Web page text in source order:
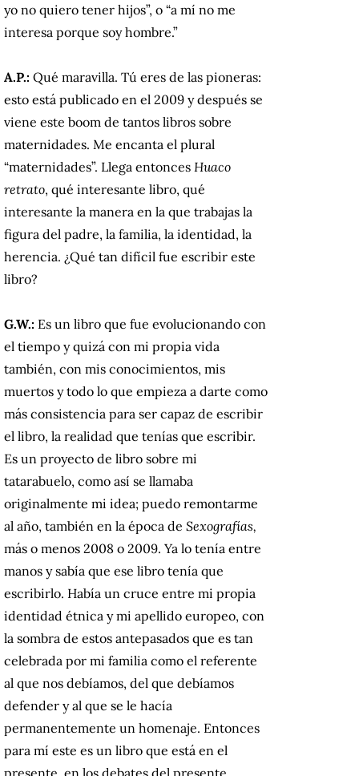
yo no quiero tener hijos”, o “a mí no me
interesa porque soy hombre.”
A.P.: Qué maravilla. Tú eres de las pioneras:
esto está publicado en el 2009 y después se
viene este boom de tantos libros sobre
maternidades. Me encanta el plural
“maternidades”. Llega entonces Huaco
retrato, qué interesante libro, qué
interesante la manera en la que trabajas la
figura del padre, la familia, la identidad, la
herencia. ¿Qué tan difícil fue escribir este
libro?
G.W.: Es un libro que fue evolucionando con
el tiempo y quizá con mi propia vida
también, con mis conocimientos, mis
muertos y todo lo que empieza a darte como
más consistencia para ser capaz de escribir
el libro, la realidad que tenías que escribir.
Es un proyecto de libro sobre mi
tatarabuelo, como así se llamaba
originalmente mi idea; puedo remontarme
al año, también en la época de Sexografías,
más o menos 2008 o 2009. Ya lo tenía entre
manos y sabía que ese libro tenía que
escribirlo. Había un cruce entre mi propia
identidad étnica y mi apellido europeo, con
la sombra de estos antepasados que es tan
celebrada por mi familia como el referente
al que nos debíamos, del que debíamos
defender y al que se le hacía
permanentemente un homenaje. Entonces
para mí este es un libro que está en el
presente, en los debates del presente.